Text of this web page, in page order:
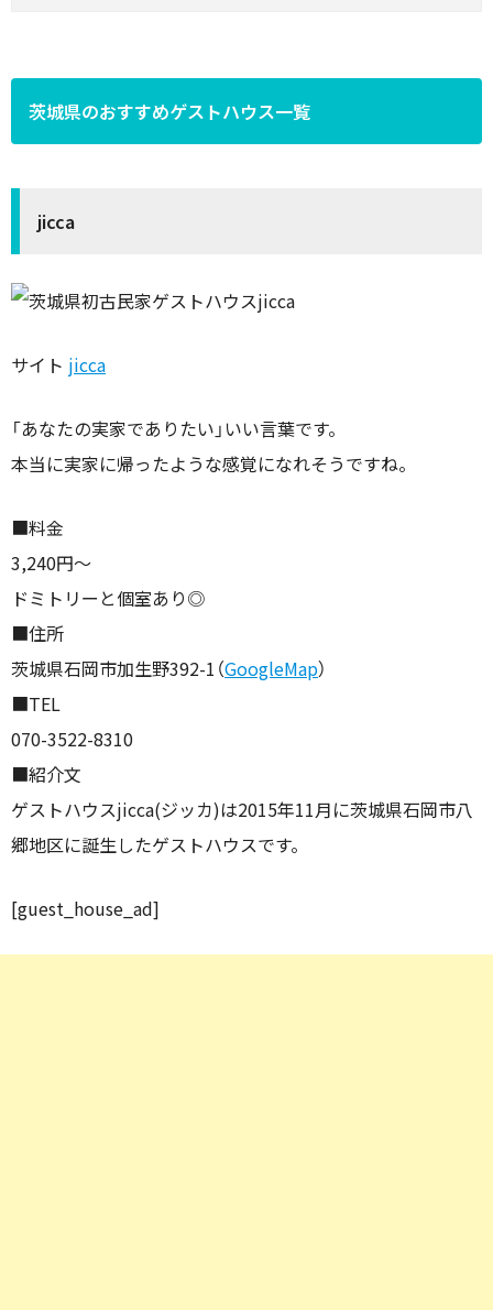
茨城県のおすすめゲストハウス一覧
jicca
サイト jicca
「あなたの実家でありたい」いい言葉です。
本当に実家に帰ったような感覚になれそうですね。
■料金
3,240円〜
ドミトリーと個室あり◎
■住所
茨城県石岡市加生野392-1（GoogleMap）
■TEL
070-3522-8310
■紹介文
ゲストハウスjicca(ジッカ)は2015年11月に茨城県石岡市八
郷地区に誕生したゲストハウスです。
[guest_house_ad]